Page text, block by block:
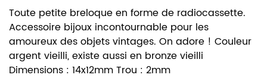
Toute petite breloque en forme de radiocassette.
Accessoire bijoux incontournable pour les
amoureux des objets vintages. On adore ! Couleur
argent vieilli, existe aussi en bronze vieilli
Dimensions : 14x12mm Trou : 2mm